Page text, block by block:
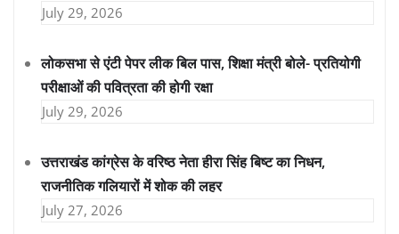
July 29, 2026
लोकसभा से एंटी पेपर लीक बिल पास, शिक्षा मंत्री बोले- प्रतियोगी
परीक्षाओं की पवित्रता की होगी रक्षा
July 29, 2026
उत्तराखंड कांग्रेस के वरिष्ठ नेता हीरा सिंह बिष्ट का निधन,
राजनीतिक गलियारों में शोक की लहर
July 27, 2026